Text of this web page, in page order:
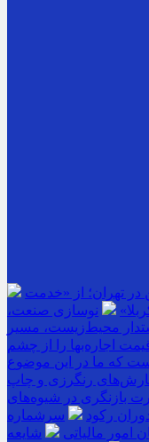
در تهران؛ از «خدمت
نوسازی صنعت،
محیط‌زیست، مسیر
اجاره‌بها را از چشم
که ما در این موضوع
رنگرزی و چاپ
بازنگری در شیوه‌های
رکود
سرشماره «MALIAT»
امور مالیاتی
شایعه